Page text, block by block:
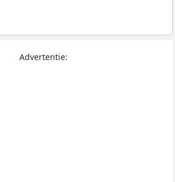
Advertentie: